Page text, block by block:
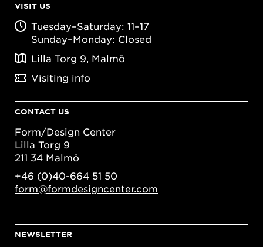
VISIT US
Tuesday–Saturday: 11–17
Sunday–Monday: Closed
Lilla Torg 9, Malmö
Visiting info
CONTACT US
Form/Design Center
Lilla Torg 9
211 34 Malmö
+46 (0)40-664 51 50
form@formdesigncenter.com
NEWSLETTER